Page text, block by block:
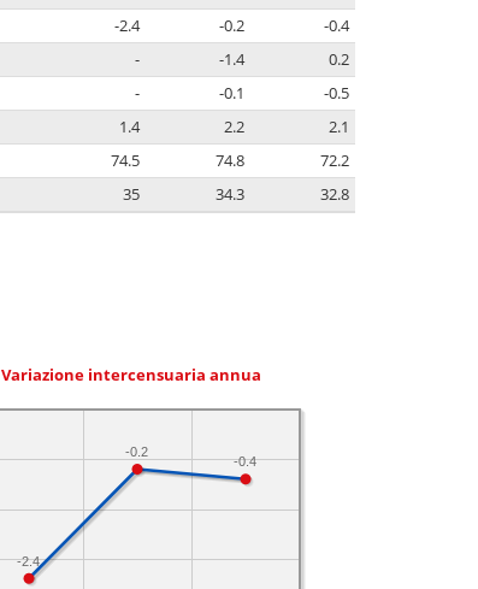
-2.4 -0.2
-0.4
- -1.4
0.2
- -0.1
-0.5
1.4 2.2
2.1
74.5 74.8
72.2
35 34.3 32.8
Variazione intercensuaria annua
-0.4
-0.2
-2.4